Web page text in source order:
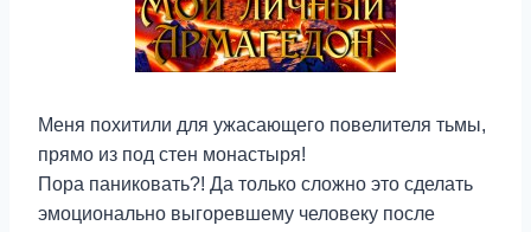
Меня похитили для ужасающего повелителя тьмы,
прямо из под стен монастыря!
Пора паниковать?! Да только сложно это сделать
эмоционально выгоревшему человеку после